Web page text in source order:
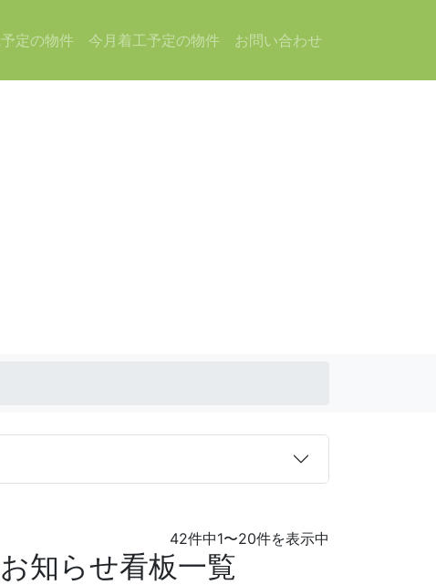
定の物件 今月着工予定の物件 お問い合わせ
42件中1〜20件を表示中
知らせ看板一覧